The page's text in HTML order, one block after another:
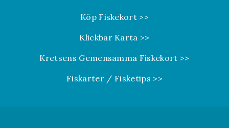
Köp Fiskekort >>
Klickbar Karta >>
Kretsens Gemensamma Fiskekort >>
Fiskarter / Fisketips >>